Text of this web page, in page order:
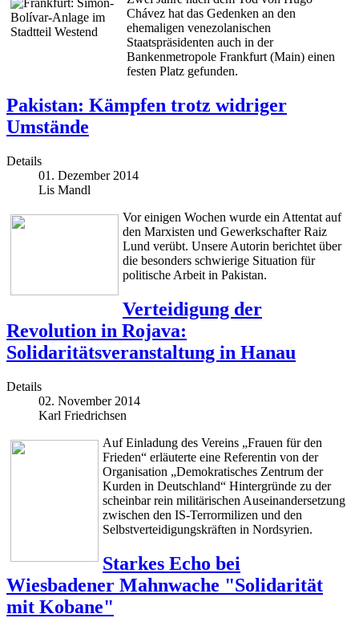
Chávez hat das Gedenken an den
ehemaligen venezolanischen
Staatspräsidenten auch in der
Bankenmetropole Frankfurt (Main) einen
festen Platz gefunden.
Pakistan: Kämpfen trotz widriger
Umstände
Details
01. Dezember 2014
Lis Mandl
Vor einigen Wochen wurde ein Attentat auf
den Marxisten und Gewerkschafter Raiz
Lund verübt. Unsere Autorin berichtet über
die besonders schwierige Situation für
politische Arbeit in Pakistan.
Verteidigung der
Revolution in Rojava:
Solidaritätsveranstaltung in Hanau
Details
02. November 2014
Karl Friedrichsen
Auf Einladung des Vereins „Frauen für den
Frieden“ erläuterte eine Referentin von der
Organisation „Demokratisches Zentrum der
Kurden in Deutschland“ Hintergründe zu der
scheinbar rein militärischen Auseinandersetzung
zwischen den IS-Terrormilizen und den
Selbstverteidigungskräften in Nordsyrien.
Starkes Echo bei
Wiesbadener Mahnwache "Solidarität
mit Kobane"